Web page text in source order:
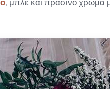
, μπλε και πράσινο χρώμα